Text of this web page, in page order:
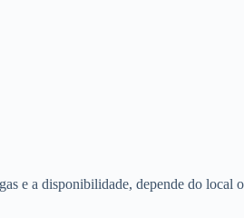
e a disponibilidade, depende do local